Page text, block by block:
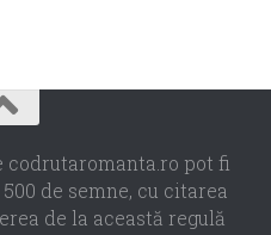
pot fi
de semne, cu citarea
de la această regulă